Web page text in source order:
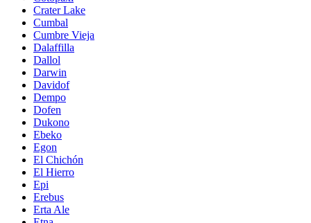
Crater Lake
Cumbal
Cumbre Vieja
Dalaffilla
Dallol
Darwin
Davidof
Dempo
Dofen
Dukono
Ebeko
Egon
El Chichón
El Hierro
Epi
Erebus
Erta Ale